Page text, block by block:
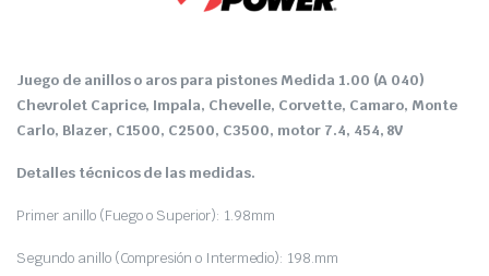
Juego de anillos o aros para pistones Medida 1.00 (A 040)
Chevrolet Caprice, Impala, Chevelle, Corvette, Camaro, Monte
Carlo, Blazer, C1500, C2500, C3500, motor 7.4, 454, 8V
Detalles técnicos de las medidas.
Primer anillo (Fuego o Superior): 1.98mm
Segundo anillo (Compresión o Intermedio): 198.mm